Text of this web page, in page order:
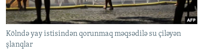
Kölndə yay istisindən qorunmaq məqsədilə su çiləyən
şlanqlar